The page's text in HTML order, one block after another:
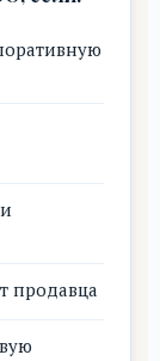
продавца